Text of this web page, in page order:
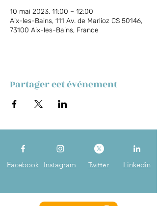
10 mai 2023, 11:00 – 12:00
Aix-les-Bains, 111 Av. de Marlioz CS 50146,
73100 Aix-les-Bains, France
Partager cet événement
Instagram
Facebook Linkedin
Twitter